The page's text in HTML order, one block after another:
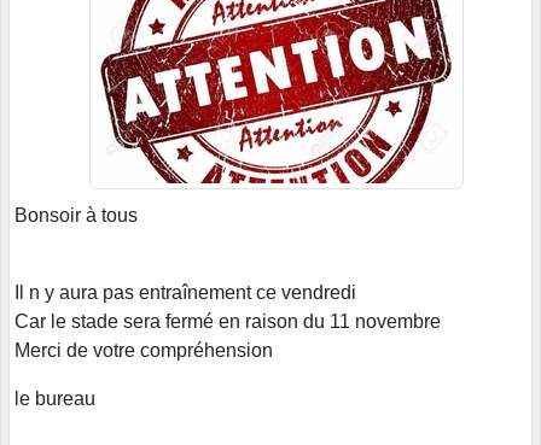
Bonsoir à tous
Il n y aura pas entraînement ce vendredi
Car le stade sera fermé en raison du 11 novembre
Merci de votre compréhension
le bureau